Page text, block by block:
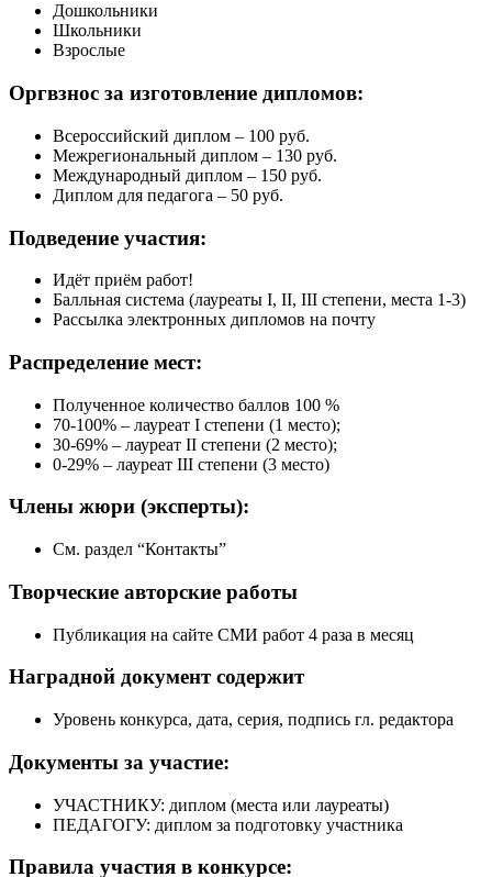
Дошкольники
Школьники
Взрослые
Оргвзнос за изготовление дипломов:
Всероссийский диплом – 100 руб.
Межрегиональный диплом – 130 руб.
Международный диплом – 150 руб.
Диплом для педагога – 50 руб.
Подведение участия:
Идёт приём работ!
Балльная система (лауреаты I, II, III степени, места 1-3)
Рассылка электронных дипломов на почту
Распределение мест:
Полученное количество баллов 100 %
70-100% – лауреат I степени (1 место);
30-69% – лауреат II степени (2 место);
0-29% – лауреат III степени (3 место)
Члены жюри (эксперты):
См. раздел “Контакты”
Творческие авторские работы
Публикация на сайте СМИ работ 4 раза в месяц
Наградной документсодержит
Уровень конкурса, дата, серия, подпись гл. редактора
Документы за участие:
УЧАСТНИКУ: диплом (места или лауреаты)
ПЕДАГОГУ: диплом за подготовку участника
Правила участия в конкурсе: